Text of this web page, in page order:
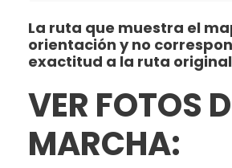
La ruta que muestra el
orientación y no
exactitud a la ruta
VER FOTOS
MARCHA: